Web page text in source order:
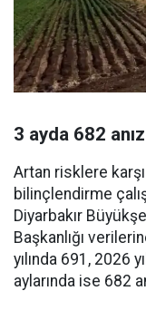
3 ayda 682 anız
Artan risklere
bilinçlendirme
Diyarbakır
Başkanlığı
yılında 691, 2026
aylarında ise 682